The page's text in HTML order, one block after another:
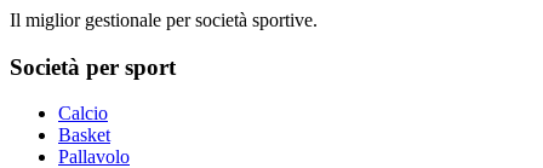
Il miglior gestionale per società sportive.
Società per sport
Calcio
Basket
Pallavolo